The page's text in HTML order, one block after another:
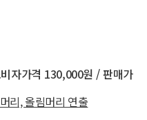
자가격 130,000원 / 판매가
리, 올림머리 연출